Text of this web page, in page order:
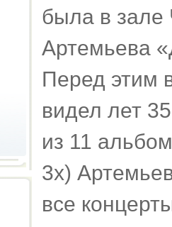
была в зале
Артемьева
Перед этим
видел лет
из 11
3х)
все